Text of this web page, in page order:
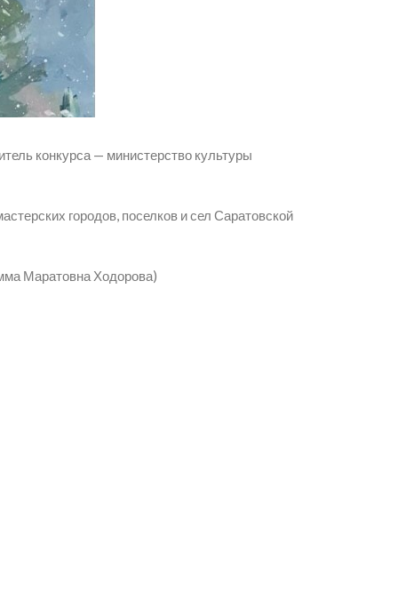
конкурса — министерство культуры
городов, поселков и сел Саратовской
Маратовна Ходорова)